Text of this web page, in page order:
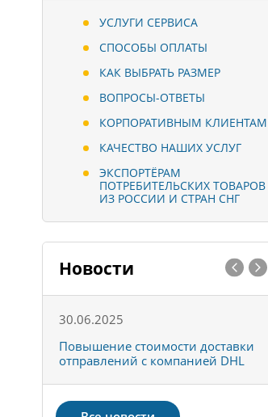
УСЛУГИ СЕРВИСА
СПОСОБЫ ОПЛАТЫ
КАК ВЫБРАТЬ РАЗМЕР
ВОПРОСЫ-ОТВЕТЫ
КОРПОРАТИВНЫМ КЛИЕНТАМ
КАЧЕСТВО НАШИХ УСЛУГ
ЭКСПОРТЁРАМ
ПОТРЕБИТЕЛЬСКИХ ТОВАРОВ
ИЗ РОССИИ И СТРАН СНГ
Новости
30.06.2025
Повышение стоимости доставки
отправлений с компанией DHL